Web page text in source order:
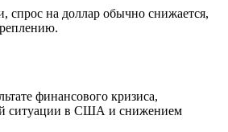
спрос на доллар обычно снижается,
финансового кризиса,
ситуации в США и снижением